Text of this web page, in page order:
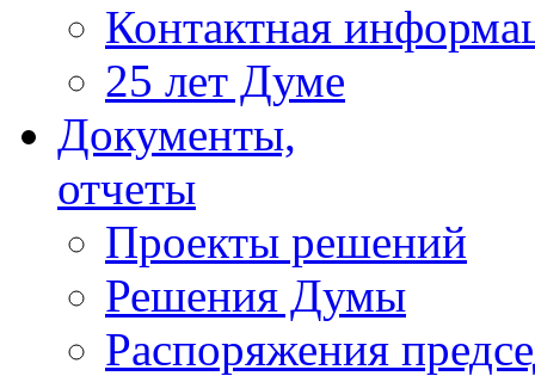
Контактная
25 лет Думе
Документы,
отчеты
Проекты решений
Решения Думы
Распоряжения